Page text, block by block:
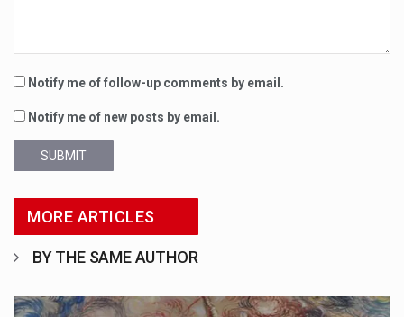
Notify me of follow-up comments by email.
Notify me of new posts by email.
SUBMIT
MORE ARTICLES
BY THE SAME AUTHOR